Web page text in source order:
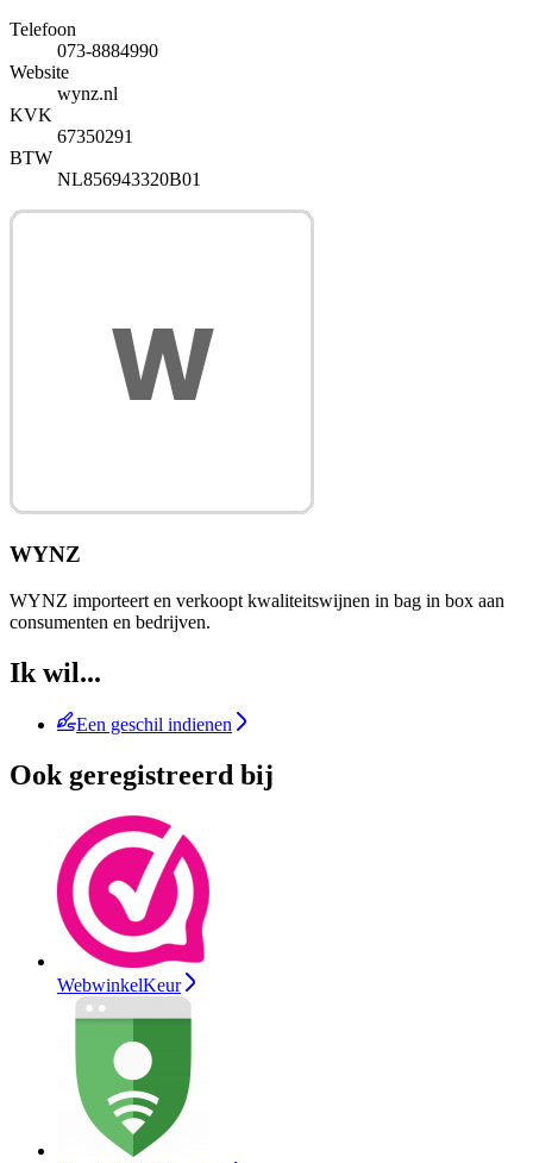
Telefoon
073-8884990
Website
wynz.nl
KVK
67350291
BTW
NL856943320B01
WYNZ
WYNZ importeert en verkoopt kwaliteitswijnen in bag in box aan
consumenten en bedrijven.
Ik wil...
Een geschil indienen
Ook geregistreerd bij
WebwinkelKeur